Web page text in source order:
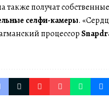
также получат собственные
селфи-камеры.
процессор